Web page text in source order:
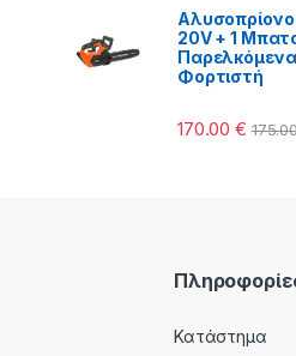
20V + 1
Φορτιστή
170.00€
Κατάστημα